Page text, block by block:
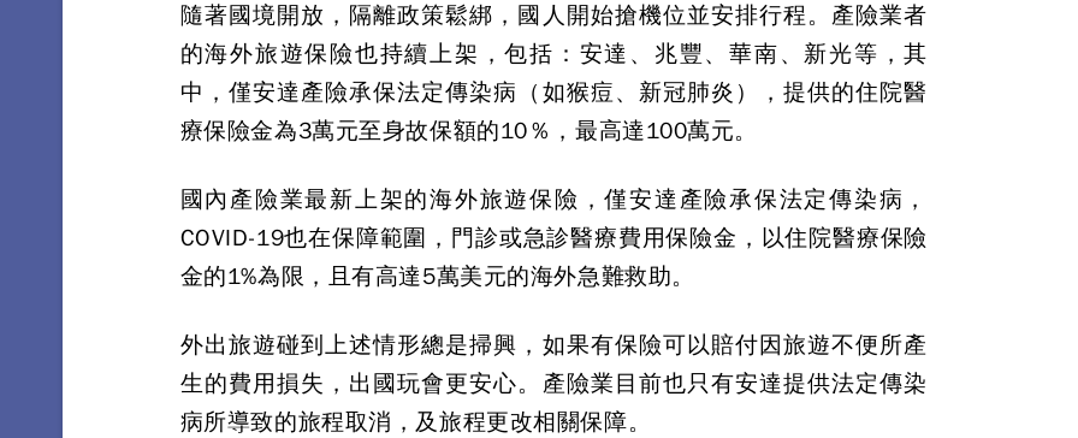
隨著國境開放，隔離政策鬆綁，國人開始搶機位並安排行程。產險業者
的海外旅遊保險也持續上架，包括：安達、兆豐、華南、新光等，其
中，僅安達產險承保法定傳染病（如猴痘、新冠肺炎），提供的住院醫
療保險金為3萬元至身故保額的10％，最高達100萬元。
國內產險業最新上架的海外旅遊保險，僅安達產險承保法定傳染病，
COVID-19也在保障範圍，門診或急診醫療費用保險金，以住院醫療保險
金的1%為限，且有高達5萬美元的海外急難救助。
外出旅遊碰到上述情形總是掃興，如果有保險可以賠付因旅遊不便所產
生的費用損失，出國玩會更安心。產險業目前也只有安達提供法定傳染
病所導致的旅程取消，及旅程更改相關保障。